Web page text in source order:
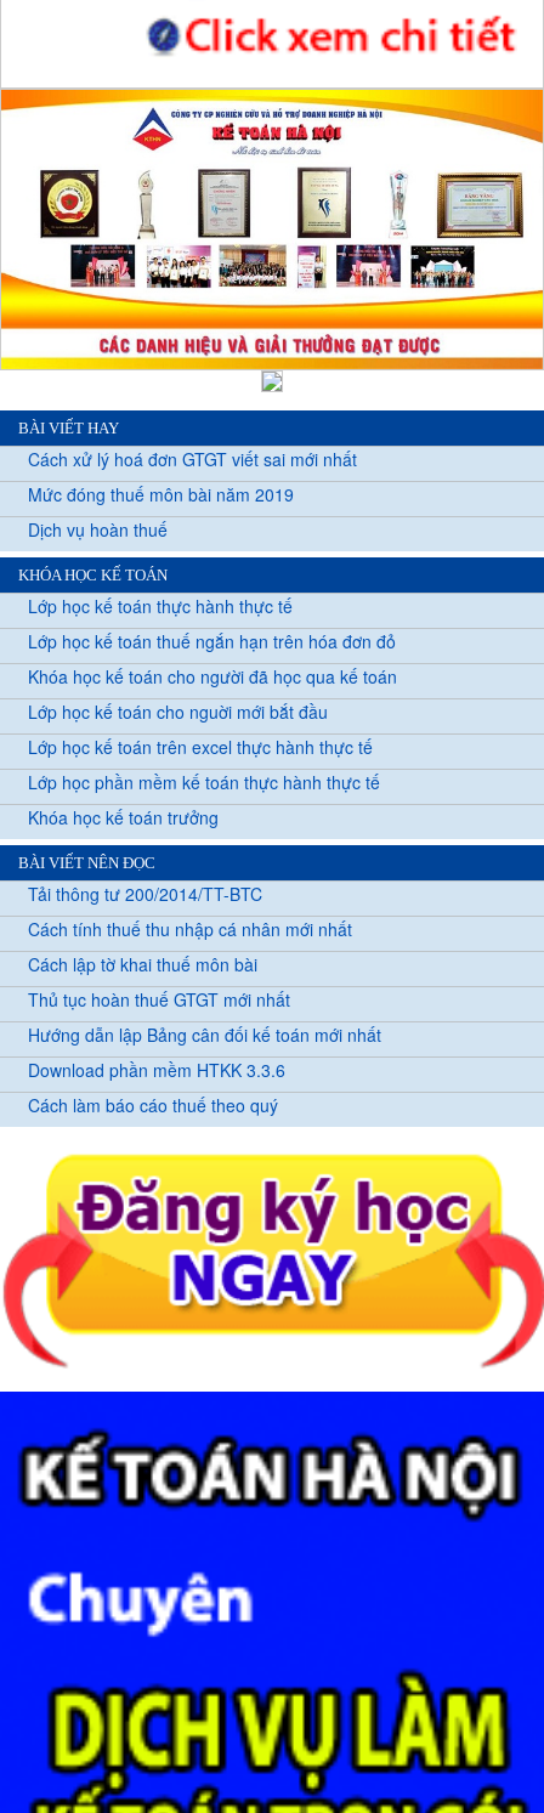
BÀI VIẾT HAY
Cách xử lý hoá đơn GTGT viết sai mới nhất
Mức đóng thuế môn bài năm 2019
Dịch vụ hoàn thuế
KHÓA HỌC KẾ TOÁN
Lớp học kế toán thực hành thực tế
Lớp học kế toán thuế ngắn hạn trên hóa đơn đỏ
Khóa học kế toán cho người đã học qua kế toán
Lớp học kế toán cho nguời mới bắt đầu
Lớp học kế toán trên excel thực hành thực tế
Lớp học phần mềm kế toán thực hành thực tế
Khóa học kế toán trưởng
BÀI VIẾT NÊN ĐỌC
Tải thông tư 200/2014/TT-BTC
Cách tính thuế thu nhập cá nhân mới nhất
Cách lập tờ khai thuế môn bài
Thủ tục hoàn thuế GTGT mới nhất
Hướng dẫn lập Bảng cân đối kế toán mới nhất
Download phần mềm HTKK 3.3.6
Cách làm báo cáo thuế theo quý